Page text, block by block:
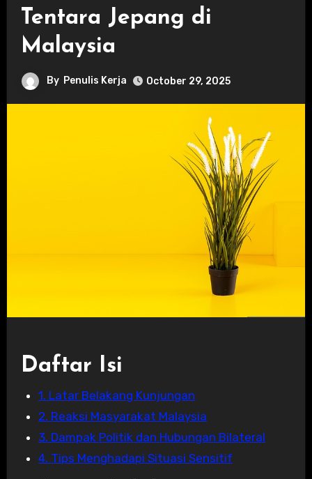
Tentara Jepang di
Malaysia
By Penulis Kerja October 29, 2025
Daftar Isi
1. Latar Belakang Kunjungan
2. Reaksi Masyarakat Malaysia
3. Dampak Politik dan Hubungan Bilateral
4. Tips Menghadapi Situasi Sensitif